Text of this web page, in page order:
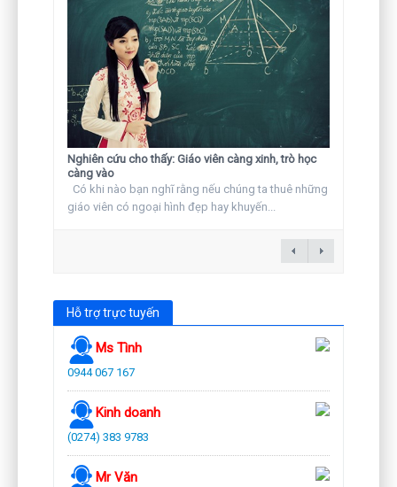
Nghiên cứu cho thấy: Giáo viên càng xinh, trò học
càng vào
Có khi nào bạn nghĩ rằng nếu chúng ta thuê những
giáo viên có ngoại hình đẹp hay khuyến...
Hỗ trợ trực tuyến
Ms Tình
0944 067 167
Kinh doanh
(0274) 383 9783
Mr Văn